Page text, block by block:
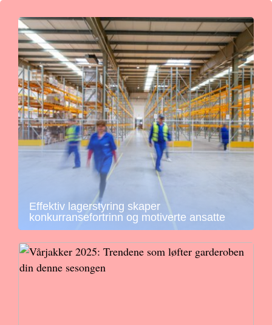
Effektiv lagerstyring skaper
konkurransefortrinn og motiverte ansatte